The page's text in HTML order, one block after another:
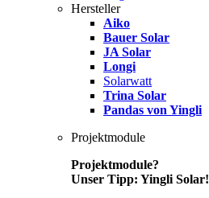
Hersteller
Aiko
Bauer Solar
JA Solar
Longi
Solarwatt
Trina Solar
Pandas von Yingli
Projektmodule
Projektmodule?
Unser Tipp: Yingli Solar!